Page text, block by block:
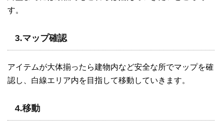
す。
3.マップ確認
アイテムが大体揃ったら建物内など安全な所でマップを確
認し、白線エリア内を目指して移動していきます。
4.移動